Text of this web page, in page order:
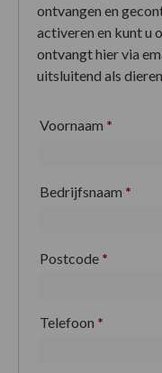
ontvangen en
activeren en kunt u
ontvangt hier via
uitsluitend als
Voornaam *
Bedrijfsnaam *
Postcode *
Telefoon *